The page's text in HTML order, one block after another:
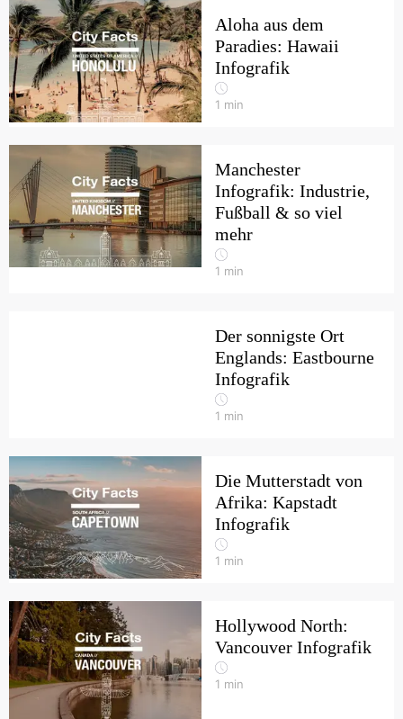
Aloha aus dem
Paradies: Hawaii
Infografik
1 min
Manchester
Infografik: Industrie,
Fußball & so viel
mehr
1 min
Der sonnigste Ort
Englands: Eastbourne
Infografik
1 min
Die Mutterstadt von
Afrika: Kapstadt
Infografik
1 min
Hollywood North:
Vancouver Infografik
1 min